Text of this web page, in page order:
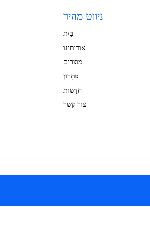
ניווט מהיר
בַּיִת
אודותינו
מוצרים
פִּתָרוֹן
חֲדָשׁוֹת
צור קשר